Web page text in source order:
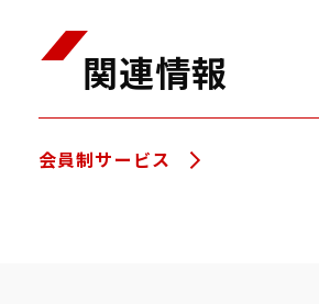
関連情報
会員制サービス